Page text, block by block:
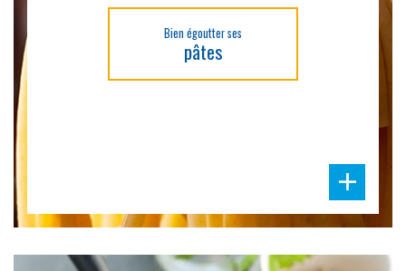
Bien égoutter ses
pâtes